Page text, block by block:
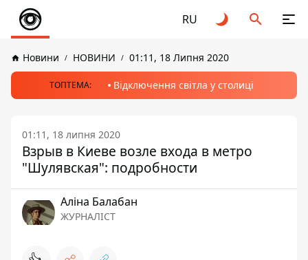
RU
Новини НОВИНИ 01:11, 18 Липня 2020
ТОПТЕМА: Відключення світла у столиці
01:11, 18 липня 2020
Взрыв в Киеве возле входа в метро
"Шулявская": подробности
Аліна Балабан
ЖУРНАЛІСТ